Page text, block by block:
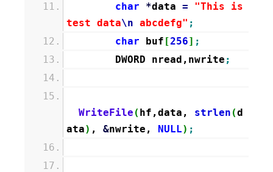
char
*data =
"This is
test data\n abcdefg" ;
char buf [256] ;
DWORD nread,nwrite ;
WriteFile ( hf,data, strlen (d
ata) , &nwrite, NULL) ;